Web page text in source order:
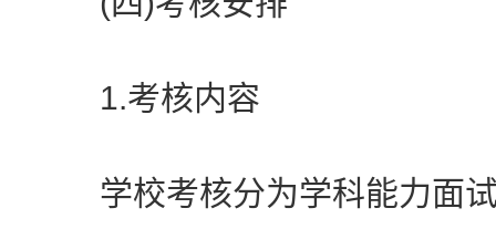
1.考核内容
学校考核分为学科能力面试